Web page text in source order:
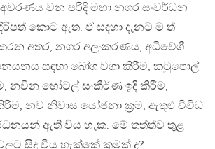
අවරණය වන පරිදි මහා නගර සංවර්ධන
කොට ඇත. ඒ සඳහා දැනට ම ත්
අතර, නගර අලංකරණය, අධිවේගී
සඳහා බෝග වගා කිරීම, කටුපොල්
නවීන හෝටල් සංකීර්ණ ඉදි කිරීම,
නව නිවාස යෝජනා ක‍්‍රම, ඇතුළු විවිධ
ඇති විය හැක. මේ තත්ත්ව තුළ
සිදු විය හැක්කේ කුමක් ද?